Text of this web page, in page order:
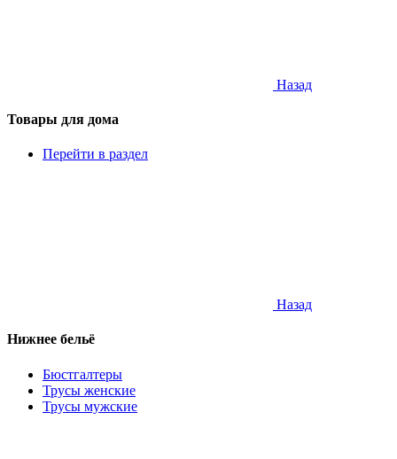
Назад
Товары для дома
Перейти в раздел
Назад
Нижнее бельё
Бюстгалтеры
Трусы женские
Трусы мужские